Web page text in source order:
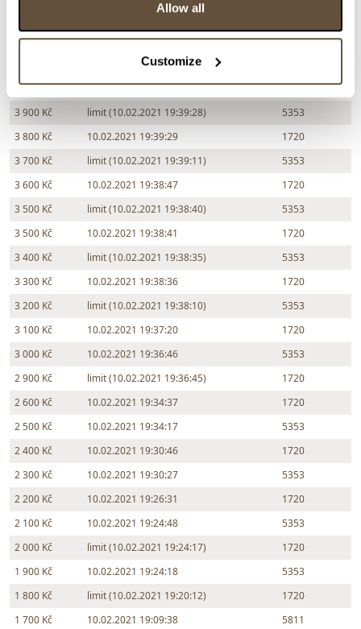
Allow all
Customize
4 100 Kč
10.02.2021 19:39:41
1720
limit (10.02.2021 19:39:33)
4 000 Kč
10.02.2021 19:39:34
1720
3 900 Kč
limit (10.02.2021 19:39:28)
5353
3 800 Kč
10.02.2021 19:39:29
1720
3 700 Kč
limit (10.02.2021 19:39:11)
5353
3 600 Kč
10.02.2021 19:38:47
1720
3 500 Kč
limit (10.02.2021 19:38:40)
5353
3 500 Kč
10.02.2021 19:38:41
1720
3 400 Kč
limit (10.02.2021 19:38:35)
5353
3 300 Kč
10.02.2021 19:38:36
1720
3 200 Kč
limit (10.02.2021 19:38:10)
5353
3 100 Kč
10.02.2021 19:37:20
1720
3 000 Kč
10.02.2021 19:36:46
5353
2 900 Kč
limit (10.02.2021 19:36:45)
1720
2 600 Kč
10.02.2021 19:34:37
1720
2 500 Kč
10.02.2021 19:34:17
5353
2 400 Kč
10.02.2021 19:30:46
1720
2 300 Kč
10.02.2021 19:30:27
5353
2 200 Kč
10.02.2021 19:26:31
1720
2 100 Kč
10.02.2021 19:24:48
5353
2 000 Kč
limit (10.02.2021 19:24:17)
1720
1 900 Kč
10.02.2021 19:24:18
5353
1 800 Kč
limit (10.02.2021 19:20:12)
1720
1 700 Kč
10.02.2021 19:09:38 5811